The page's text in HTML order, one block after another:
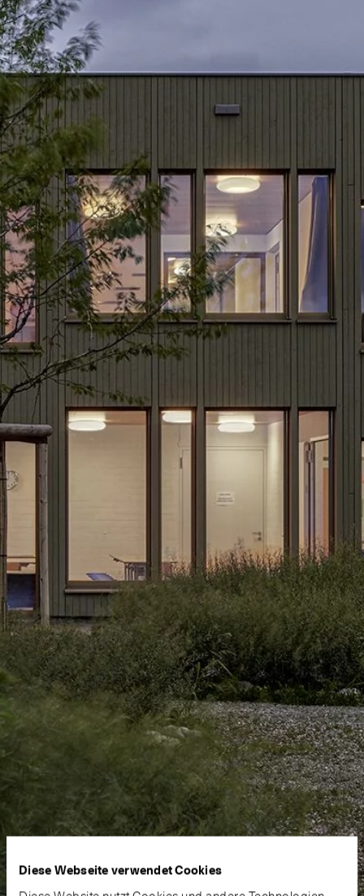
Diese Webseite verwendet Cookies